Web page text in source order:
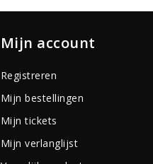
Mijn account
Registreren
Mijn bestellingen
Mijn tickets
Mijn verlanglijst